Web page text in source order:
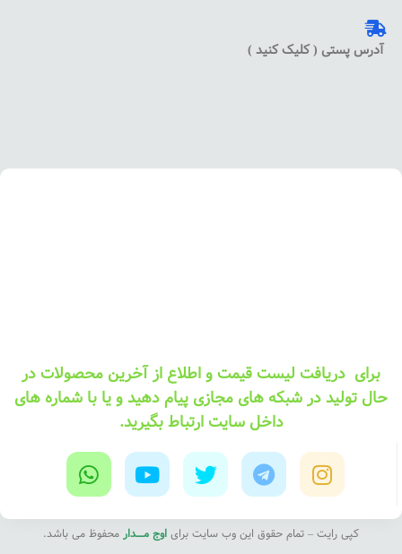
آدرس پستی ( کلیک کنید )
برای دریافت لیست قیمت و اطلاع از آخرین محصولات در
حال تولید در شبکه های مجازی پیام دهید و یا با شماره های
داخل سایت ارتباط بگیرید.
کپی رایت – تمام حقوق این وب سایت برای اوج مــــدار محفوظ می باشد.